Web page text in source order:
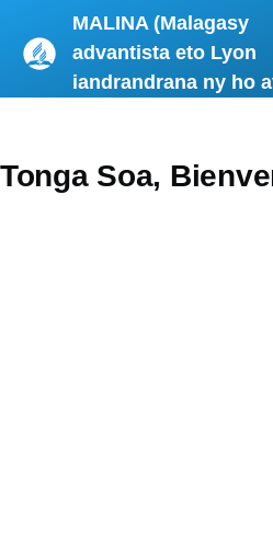
Skip to main content
MALINA (Malagasy
advantista eto Lyon
iandrandrana ny ho
Tonga Soa,